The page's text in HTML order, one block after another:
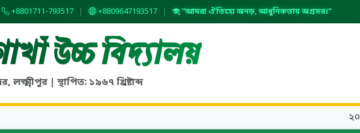
+8801711-793517 +8809647193517 "আমরা ঐতিহ্যে অনড়, আধুনিকতায় অগ্রসর।"
উচ্চ বিদ্যালয়
লক্ষ্মীপুর | স্থাপিত: ১৯৬৭ খ্রিষ্টাব্দ
২০২৬